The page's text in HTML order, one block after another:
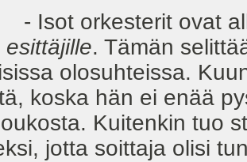
orkesterit ovat
esittäjille. Tämän
olosuhteissa.
koska hän ei enää
Kuitenkin tuo
jotta soittaja olisi